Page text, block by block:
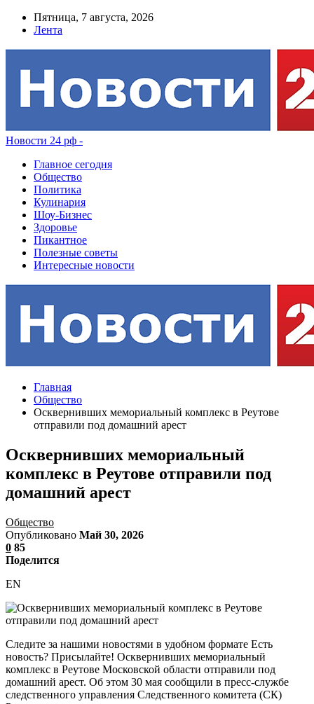
Пятница, 7 августа, 2026
Лента
Новости 24 рф -
Главное сегодня
Общество
Политика
Кулинария
Шоу-Бизнес
Здоровье
Пикантное
Полезные советы
Интересные новости
Главная
Общество
Осквернивших мемориальный комплекс в Реутове
отправили под домашний арест
Осквернивших мемориальный
комплекс в Реутове отправили под
домашний арест
Общество
Опубликовано Май 30, 2026
0 85
Поделится
EN
Следите за нашими новостями в удобном формате Есть
новость? Присылайте! Осквернивших мемориальный
комплекс в Реутове Московской области отправили под
домашний арест. Об этом 30 мая сообщили в пресс-службе
следственного управления Следственного комитета (СК)